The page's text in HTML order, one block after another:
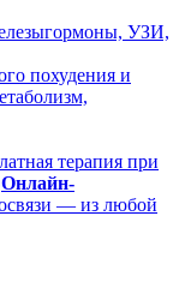
гормоны, УЗИ,
похудения и
терапия при
Онлайн-
— из любой